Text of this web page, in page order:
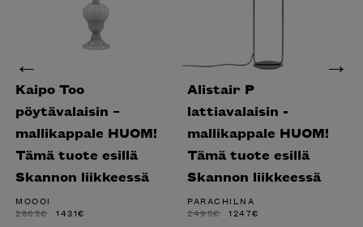
Kaipo Too
pöytävalaisin –
mallikappale HUOM!
Tämä tuote esillä
Skannon liikkeessä
MOOOI
2863€ ALKUPERÄINEN
1431€
Alistair P
lattiavalaisin -
mallikappale HUOM!
Tämä tuote esillä
Skannon liikkeessä
PARACHILNA
2495€ ALKUPERÄINEN
1247€